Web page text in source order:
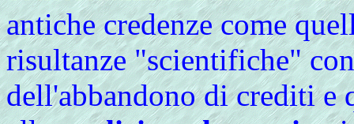
antiche credenze come
risultanze "scientifiche"
dell'abbandono di crediti e